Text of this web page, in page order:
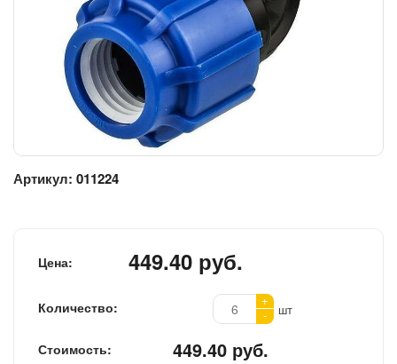
Артикул: 011224
Цена: 449.40 руб.
Количество:
+
-
шт
Стоимость: 449.40 руб.